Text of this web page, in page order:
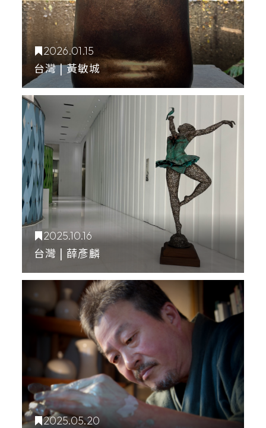
2026.01.15
台灣 | 黃敏城
2025.10.16
台灣 | 薛彥麟
2025.05.20